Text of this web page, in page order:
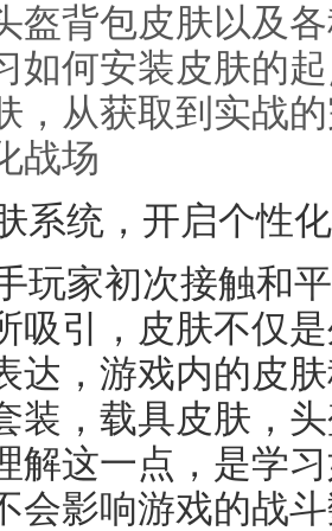
盔背包皮肤以及
如何安装皮肤的
，从获取到实战
战场
系统，开启个性
玩家初次接触和
吸引，皮肤不仅
达，游戏内的皮
装，载具皮肤，
解这一点，是学
会影响游戏的战